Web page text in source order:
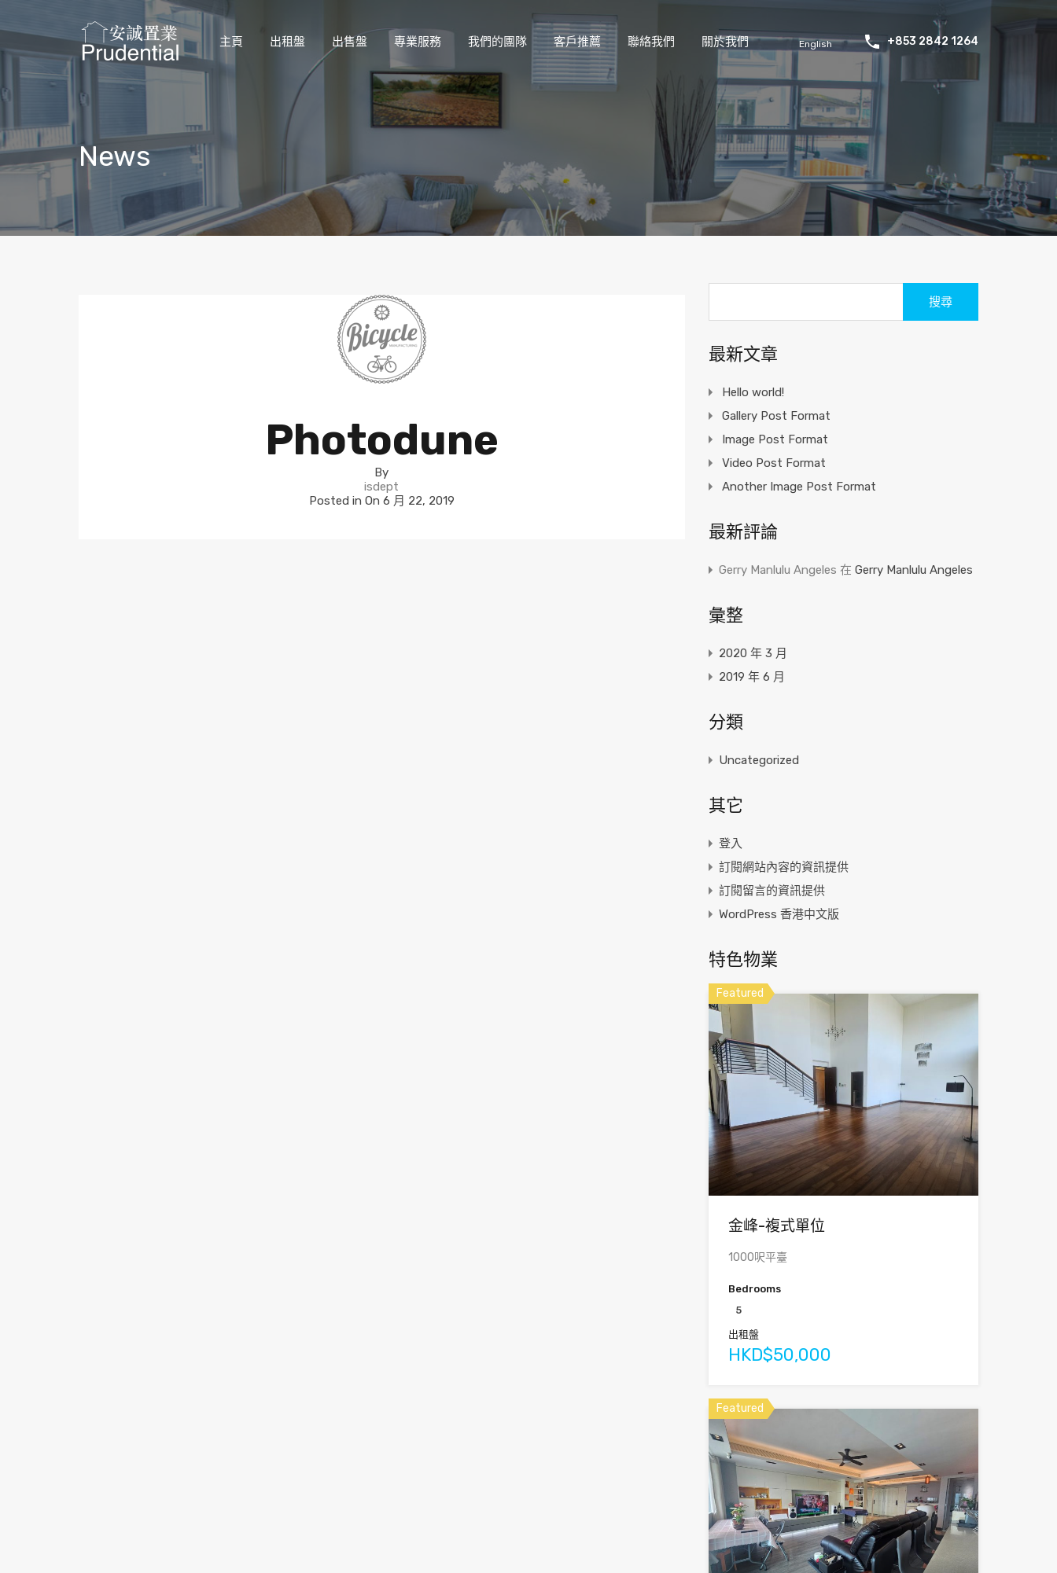
主頁 出租盤 出售盤 專業服務 我們的團隊 客戶推薦 聯絡我們 關於我們 English +853 2842 1264
News
Photodune
By
isdept
Posted in On 6 月 22, 2019
關
最新文章
Hello world!
Gallery Post Format
Image Post Format
Video Post Format
Another Image Post Format
最新評論
Gerry Manlulu Angeles 在 Gerry Manlulu Angeles
彙整
2020 年 3 月
2019 年 6 月
分類
Uncategorized
其它
登入
訂閱網站內容的資訊提供
訂閱留言的資訊提供
WordPress 香港中文版
特色物業
Featured
金峰-複式單位
1000呎平臺
Bedrooms
5
出租盤
HKD$50,000
Featured